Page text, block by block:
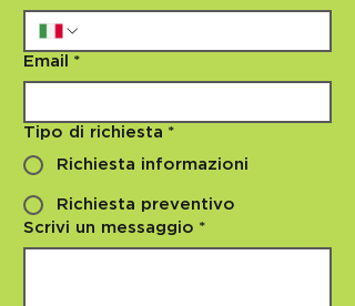
Email *
Tipo di richiesta *
Richiesta informazioni
Richiesta preventivo
Scrivi un messaggio *